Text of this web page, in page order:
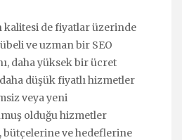
kalitesi de fiyatlar üzerinde
ve uzman bir SEO
daha yüksek bir ücret
düşük fiyatlı hizmetler
veya yeni
olduğu hizmetler
bütçelerine ve hedeflerine